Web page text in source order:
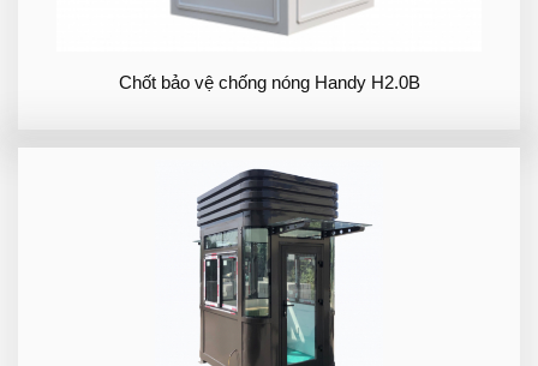
Chốt bảo vệ chống nóng Handy H2.0B